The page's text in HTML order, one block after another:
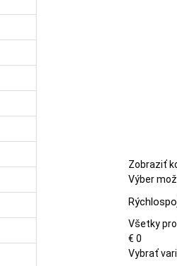
Zobraziť
Výber
Všetky
€ 0
Vybrať